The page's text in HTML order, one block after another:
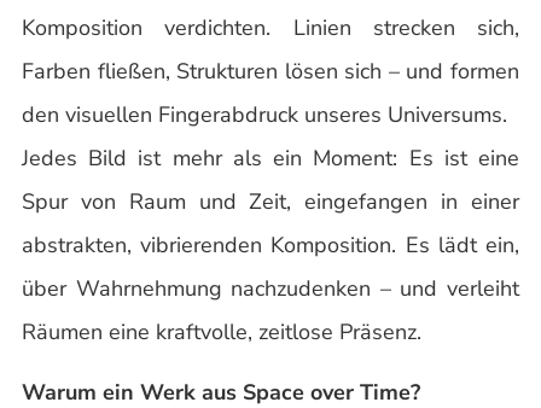
Komposition verdichten. Linien strecken sich,
Farben fließen, Strukturen lösen sich – und formen
den visuellen Fingerabdruck unseres Universums.
Jedes Bild ist mehr als ein Moment: Es ist eine
Spur von Raum und Zeit, eingefangen in einer
abstrakten, vibrierenden Komposition. Es lädt ein,
über Wahrnehmung nachzudenken – und verleiht
Räumen eine kraftvolle, zeitlose Präsenz.
Warum ein Werk aus Space over Time?